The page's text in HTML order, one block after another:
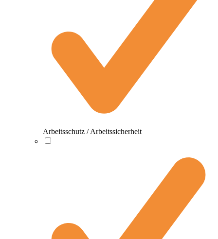
Arbeitsschutz / Arbeitssicherheit